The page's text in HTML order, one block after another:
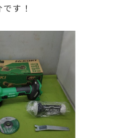
す！